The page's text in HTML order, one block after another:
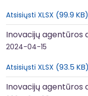
Atsisiųsti XLSX 99.9 KB
Inovacijų agentūros
2024-04-15
Atsisiųsti XLSX 93.5 KB
Inovacijų agentūros